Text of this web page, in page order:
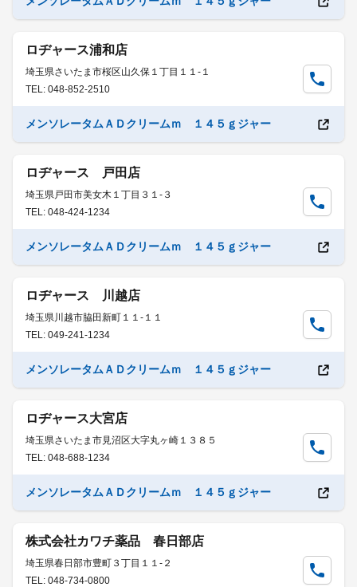
ロヂャース浦和店
埼玉県さいたま市桜区山久保１丁目１１-１
TEL: 048-852-2510
メンソレータムＡＤクリームｍ １４５ｇジャー
ロヂャース 戸田店
埼玉県戸田市美女木１丁目３１-３
TEL: 048-424-1234
メンソレータムＡＤクリームｍ １４５ｇジャー
ロヂャース 川越店
埼玉県川越市脇田新町１１-１１
TEL: 049-241-1234
メンソレータムＡＤクリームｍ １４５ｇジャー
ロヂャース大宮店
埼玉県さいたま市見沼区大字丸ヶ崎１３８５
TEL: 048-688-1234
メンソレータムＡＤクリームｍ １４５ｇジャー
株式会社カワチ薬品 春日部店
埼玉県春日部市豊町３丁目１１-２
TEL: 048-734-0800